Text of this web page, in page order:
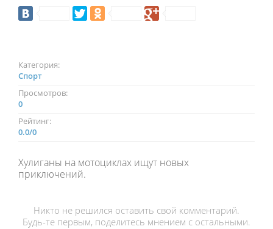
Категория:
Спорт
Просмотров:
0
Рейтинг:
0.0/0
Хулиганы на мотоциклах ищут новых
приключений.
Никто не решился оставить свой комментарий.
Будь-те первым, поделитесь мнением с остальными.